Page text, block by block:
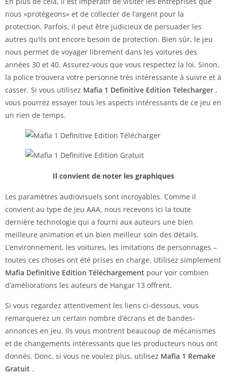
nous «protégeons» et de collecter de l’argent pour la
protection. Parfois, il peut être judicieux de persuader les
autres qu’ils ont encore besoin de protection. Bien sûr, le jeu
nous permet de voyager librement dans les voitures des
années 30 et 40. Assurez-vous que vous respectez la loi. Sinon,
la police trouvera votre personne très intéressante à suivre et à
casser. Si vous utilisez Mafia 1 Definitive Edition Telecharger ,
vous pourrez essayer tous les aspects intéressants de ce jeu en
un rien de temps.
Il convient de noter les graphiques
Les paramètres audiovisuels sont incroyables. Comme il
convient au type de jeu AAA, nous recevons ici la toute
dernière technologie qui a fourni aux auteurs une bien
meilleure animation et un bien meilleur soin des détails.
L’environnement, les voitures, les imitations de personnages –
toutes ces choses ont été prises en charge. Utilisez simplement
Mafia Definitive Edition Téléchargement pour voir combien
d’améliorations les auteurs de Hangar 13 offrent.
Si vous regardez attentivement les liens ci-dessous, vous
remarquerez un certain nombre d’écrans et de bandes-
annonces en jeu. Ils vous montrent beaucoup de mécanismes
et de changements intéressants que les producteurs nous ont
donnés. Donc, si vous ne voulez plus, utilisez Mafia 1 Remake
Gratuit .